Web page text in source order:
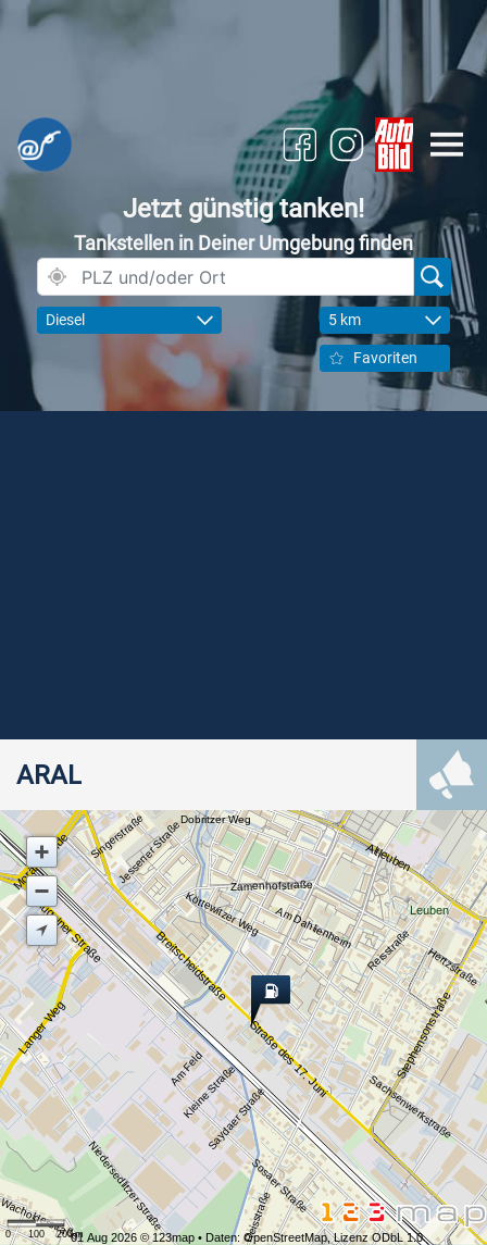
Jetzt günstig tanken!
Tankstellen in Deiner Umgebung finden
Diesel 5 km
Favoriten
ARAL
Altleuben
Leuben
Mügelner Straße
Moränenende
Langer Weg
Breitscheidstraße
Stephensonstraße
Straße des 17. Juni
Reisstraße
Zamenhofstraße
Niedersedlitzer Straße
Singerstraße
Am Dahlienheim Reisstraße Hertzstraße
Köttewitzer Weg
Am Feld
Jessener Straße
Saydaer Straße
Sosaer Straße
Kleine Straße Sachsenwerkstraße
Dobritzer Weg
0 100 200 m
01 Aug 2026 ©123map • Daten:OpenStreetMap,Lizenz ODbL 1.0